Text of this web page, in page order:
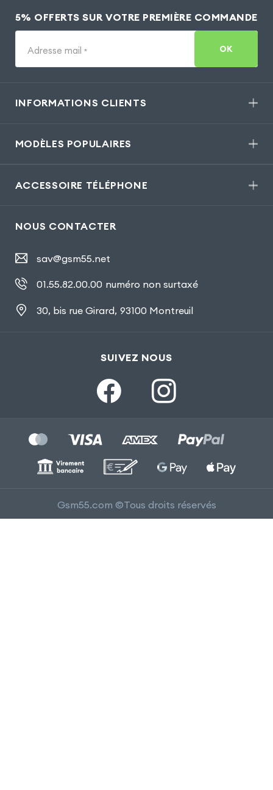
5% OFFERTS SUR VOTRE PREMIÈRE COMMANDE
Adresse mail * OK
INFORMATIONS CLIENTS
MODÈLES POPULAIRES
ACCESSOIRE TÉLÉPHONE
NOUS CONTACTER
sav@gsm55.net
01.55.82.00.00 numéro non surtaxé
30, bis rue Girard, 93100 Montreuil
SUIVEZ NOUS
Gsm55.com ©Tous droits réservés